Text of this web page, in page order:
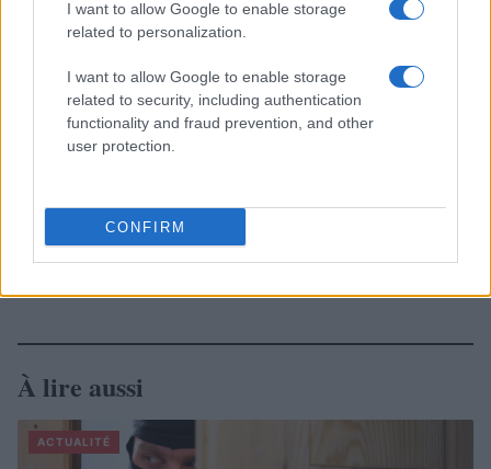
I want to allow Google to enable storage
related to personalization.
I want to allow Google to enable storage
related to security, including authentication
functionality and fraud prevention, and other
user protection.
CONFIRM
À lire aussi
ACTUALITÉ